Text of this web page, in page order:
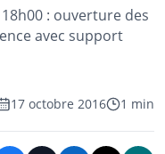
: ouverture des
avec support
17 octobre 2016 1 min